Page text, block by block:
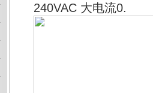
240VAC 大电流0.